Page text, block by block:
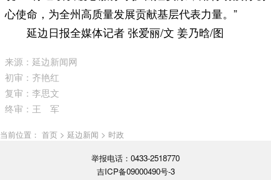
心使命，为全州高质量发展贡献基层代表力量。”
延边日报全媒体记者 张爱丽/文 姜乃晗/图
来源：延边新闻网
初审：齐艳红
复审：李思文
终审：王 军
当前位置： 首页 > 延边新闻 > 时政
举报电话：0433-2518770
吉ICP备09000490号-3